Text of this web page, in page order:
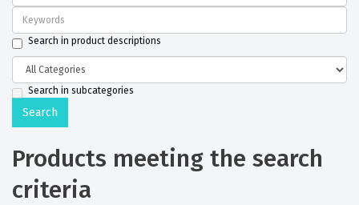
Search in product descriptions
Search in subcategories
Products meeting the search
criteria